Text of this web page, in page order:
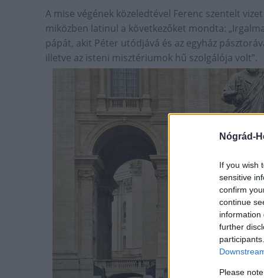
Nógrád-
If you wish
sensitive
confirm
continue
information
further
Please
A mise végének közeledtével Ferenc szentelt
miközben latinul a következőket mondta:
pápát, akit Péter utódjává és az egyház
illetve az isteni misztériumok hű szolgálója volt”.